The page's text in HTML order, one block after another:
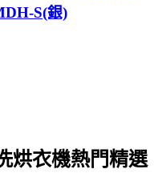
S(銀)
烘衣機熱門精選